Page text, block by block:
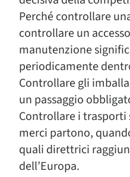
Perché controllare
controllare un
manutenzione
periodicamente
Controllare gli
un passaggio
Controllare i trasporti
merci partono,
quali direttrici
dell’Europa.